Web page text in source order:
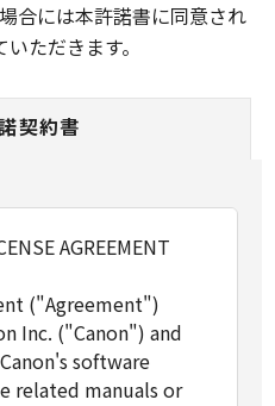
合には本許諾書に同意され
ただきます。
契約書
AGREEMENT
("Agreement")
Inc. ("Canon") and
software
related manuals or